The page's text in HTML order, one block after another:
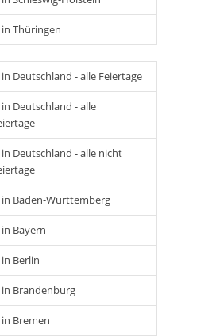
Thüringen
Deutschland - alle Feiertage
Deutschland - alle
in Deutschland - alle nicht
in Baden-Württemberg
Bayern
Berlin
in Brandenburg
Bremen